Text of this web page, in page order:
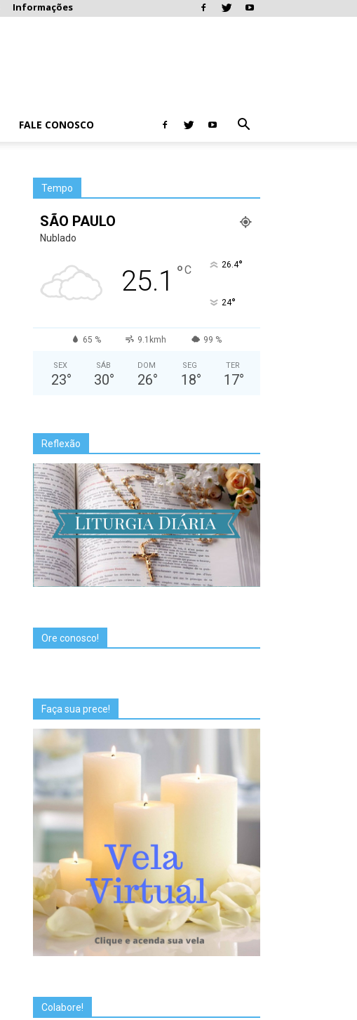
Informações
FALE CONOSCO
Tempo
SÃO PAULO
Nublado
25.1 °C 26.4°
24°
65 % 9.1kmh 99 %
SEX
23°
SÁB
30°
DOM
26°
SEG
18°
TER
17°
Reflexão
Ore conosco!
Faça sua prece!
Colabore!